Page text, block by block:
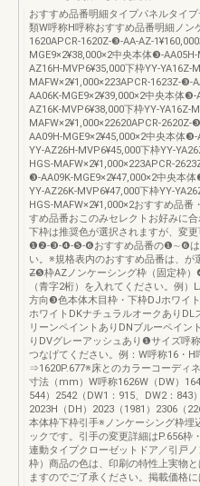
おすすめ品番明細タイプパネルタイ
類W呼称H呼称おすすめ品番明細ノン
1620APCR-1620Z-❸-AA-AZ-
MGE9×2¥38,000×2中央本体❸-
AZ16H-MVP6¥35,000下枠YY-YA16Z-
MAFW×2¥1,000×223APCR-1623Z-❸-
AA06K-MGE9×2¥39,000×2中央本体❸-
AZ16K-MVP6¥38,000下枠YY-YA16Z-
MAFW×2¥1,000×22620APCR-2620Z-
AA09H-MGE9×2¥45,000×2中央本体
YY-AZ26H-MVP6¥45,000下枠YY-
HGS-MAFW×2¥1,000×223APCR-
❸-AA09K-MGE9×2¥47,000×2中央本
YY-AZ26K-MVP6¥47,000下枠YY-
HGS-MAFW×2¥1,000×2おすすめ品番
すめ品番おこのみセレクトお好みに
下枠は推奨色が選択されますが、変
❶❷-❸-❹-❺-❻おすすめ品番の❶∼❻は
い。※規格表内のおすすめ品番は、
Z̶❺枠AZノンケーシング枠（固定枠
（青字2桁）を入れてください。例
方向❸色本体木目枠・下枠DJホワイ
ホワイトDKナチュラルオークありDL
リーンペイントありDNブルーペイン
りDVグレーアッシュあり❶サイズ呼
つなげてください。例：W呼称16・H
⇒1620P.677※床とのカラーコーディ
寸法（mm）W呼称1626W（DW）
544）2542（DW1：915、DW2：843
2023H（DH）2023（1981）2306（
本体枠下枠引手※ノンケーシング枠埋
ックです。引手の変更詳細はP.656枠
連動タイプクローゼットドア／引戸
枠）商品の色は、印刷の特性上実物
ますのでご了承ください。掲載価格